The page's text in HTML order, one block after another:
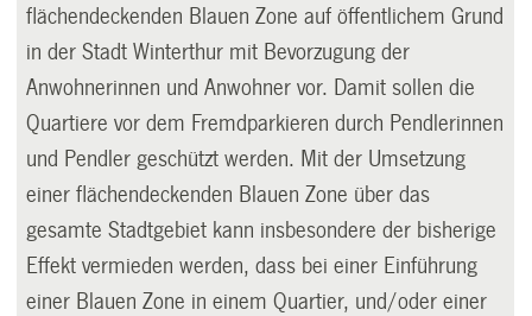
flächendeckenden Blauen Zone auf öffentlichem Grund
in der Stadt Winterthur mit Bevorzugung der
Anwohnerinnen und Anwohner vor. Damit sollen die
Quartiere vor dem Fremdparkieren durch Pendlerinnen
und Pendler geschützt werden. Mit der Umsetzung
einer flächendeckenden Blauen Zone über das
gesamte Stadtgebiet kann insbesondere der bisherige
Effekt vermieden werden, dass bei einer Einführung
einer Blauen Zone in einem Quartier, und/oder einer